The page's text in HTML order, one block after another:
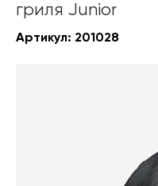
гриля Junior
Артикул: 201028